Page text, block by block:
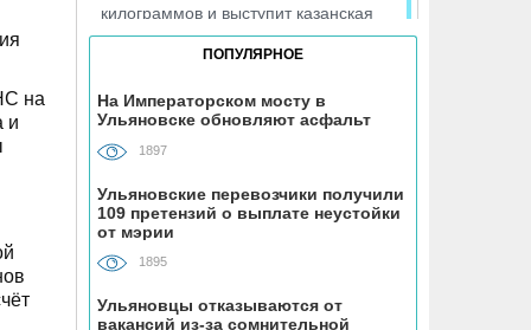
на
и
килограммов и выступит казанская
группа «Мураками»
07.08, 19:56
На участке проспекта Гая в
Ульяновске запретили остановку
07.08, 19:30
В «Молодёжном» парке Ульяновска
площадку
ПОПУЛЯРНОЕ
На Императорском мосту в
Ульяновске обновляют асфальт
1897
Ульяновские перевозчики получили
109 претензий о выплате неустойки
от мэрии
1895
Ульяновцы отказываются от
вакансий из-за сомнительной